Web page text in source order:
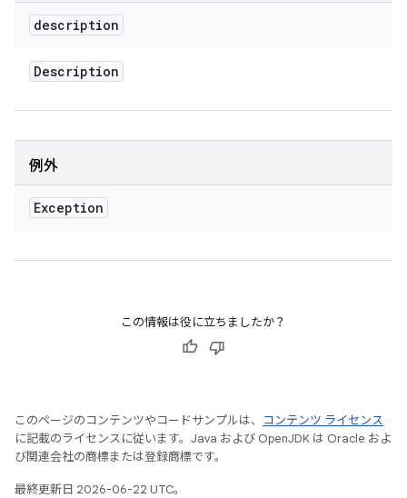
description
Description
例外
Exception
この情報は役に立ちましたか？
このページのコンテンツやコードサンプルは、
コンテンツ ライセンス
に記載のライセンスに従います。Java および OpenJDK は Oracle およ
び関連会社の商標または登録商標です。
最終更新日 2026-06-22 UTC。